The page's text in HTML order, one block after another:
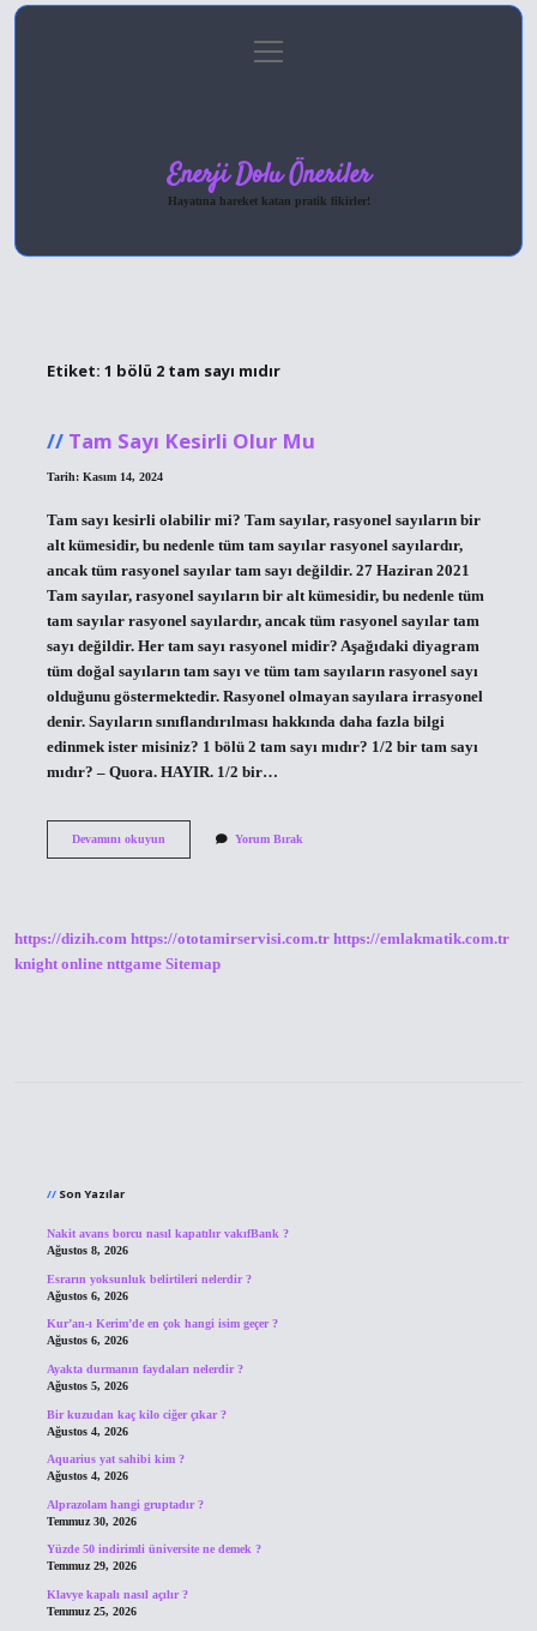
Gizlilik Politikası
menüyü
aç
Enerji Dolu Öneriler
Hayatına hareket katan pratik fikirler!
Etiket: 1 bölü 2 tam sayı mıdır
Tam Sayı Kesirli Olur Mu
Tarih: Kasım 14, 2024
Tam sayı kesirli olabilir mi? Tam sayılar, rasyonel sayıların bir
alt kümesidir, bu nedenle tüm tam sayılar rasyonel sayılardır,
ancak tüm rasyonel sayılar tam sayı değildir. 27 Haziran 2021
Tam sayılar, rasyonel sayıların bir alt kümesidir, bu nedenle tüm
tam sayılar rasyonel sayılardır, ancak tüm rasyonel sayılar tam
sayı değildir. Her tam sayı rasyonel midir? Aşağıdaki diyagram
tüm doğal sayıların tam sayı ve tüm tam sayıların rasyonel sayı
olduğunu göstermektedir. Rasyonel olmayan sayılara irrasyonel
denir. Sayıların sınıflandırılması hakkında daha fazla bilgi
edinmek ister misiniz? 1 bölü 2 tam sayı mıdır? 1/2 bir tam sayı
mıdır? – Quora. HAYIR. 1/2 bir…
Devamını okuyunTam
Yorum Bırak
https://dizih.com https://ototamirservisi.com.tr https://emlakmatik.com.tr
knight online nttgame Sitemap
Son Yazılar
Nakit avans borcu nasıl kapatılır vakıfBank ?
Ağustos 8, 2026
Esrarın yoksunluk belirtileri nelerdir ?
Ağustos 6, 2026
Kur’an-ı Kerim’de en çok hangi isim geçer ?
Ağustos 6, 2026
Ayakta durmanın faydaları nelerdir ?
Ağustos 5, 2026
Bir kuzudan kaç kilo ciğer çıkar ?
Ağustos 4, 2026
Aquarius yat sahibi kim ?
Ağustos 4, 2026
Alprazolam hangi gruptadır ?
Temmuz 30, 2026
Yüzde 50 indirimli üniversite ne demek ?
Temmuz 29, 2026
Klavye kapalı nasıl açılır ?
Temmuz 25, 2026